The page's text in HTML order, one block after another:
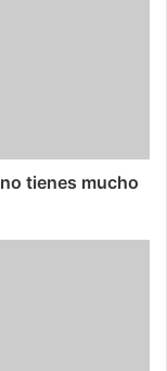
tienes mucho